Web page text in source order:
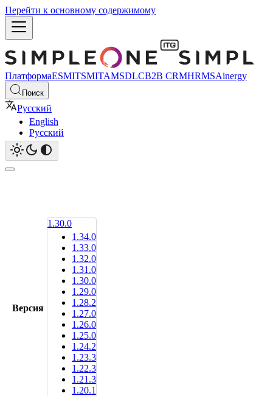
Перейти к основному содержимому
ПлатформаESMITSMITAMSDLCB2B CRMHRMSAinergy
Поиск
Русский
English
Русский
Версия
1.30.0
1.34.0
1.33.0
1.32.0
1.31.0
1.30.0
1.29.0
1.28.2
1.27.0
1.26.0
1.25.0
1.24.2
1.23.3
1.22.3
1.21.3
1.20.1